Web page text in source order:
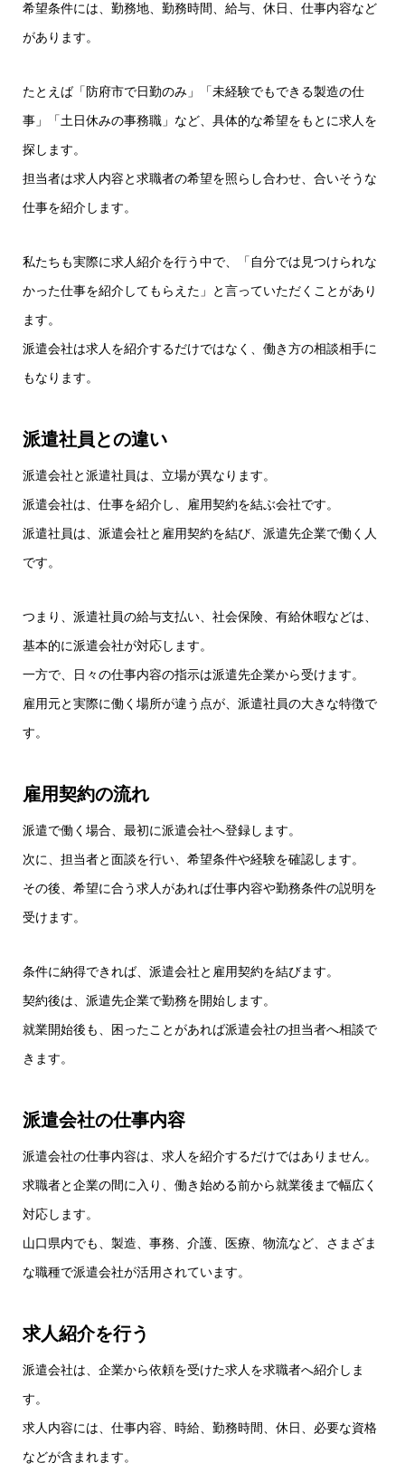
希望条件には、勤務地、勤務時間、給与、休日、仕事内容など
があります。
たとえば「防府市で日勤のみ」「未経験でもできる製造の仕
事」「土日休みの事務職」など、具体的な希望をもとに求人を
探します。
担当者は求人内容と求職者の希望を照らし合わせ、合いそうな
仕事を紹介します。
私たちも実際に求人紹介を行う中で、「自分では見つけられな
かった仕事を紹介してもらえた」と言っていただくことがあり
ます。
派遣会社は求人を紹介するだけではなく、働き方の相談相手に
もなります。
派遣社員との違い
派遣会社と派遣社員は、立場が異なります。
派遣会社は、仕事を紹介し、雇用契約を結ぶ会社です。
派遣社員は、派遣会社と雇用契約を結び、派遣先企業で働く人
です。
つまり、派遣社員の給与支払い、社会保険、有給休暇などは、
基本的に派遣会社が対応します。
一方で、日々の仕事内容の指示は派遣先企業から受けます。
雇用元と実際に働く場所が違う点が、派遣社員の大きな特徴で
す。
雇用契約の流れ
派遣で働く場合、最初に派遣会社へ登録します。
次に、担当者と面談を行い、希望条件や経験を確認します。
その後、希望に合う求人があれば仕事内容や勤務条件の説明を
受けます。
条件に納得できれば、派遣会社と雇用契約を結びます。
契約後は、派遣先企業で勤務を開始します。
就業開始後も、困ったことがあれば派遣会社の担当者へ相談で
きます。
派遣会社の仕事内容
派遣会社の仕事内容は、求人を紹介するだけではありません。
求職者と企業の間に入り、働き始める前から就業後まで幅広く
対応します。
山口県内でも、製造、事務、介護、医療、物流など、さまざま
な職種で派遣会社が活用されています。
求人紹介を行う
派遣会社は、企業から依頼を受けた求人を求職者へ紹介しま
す。
求人内容には、仕事内容、時給、勤務時間、休日、必要な資格
などが含まれます。